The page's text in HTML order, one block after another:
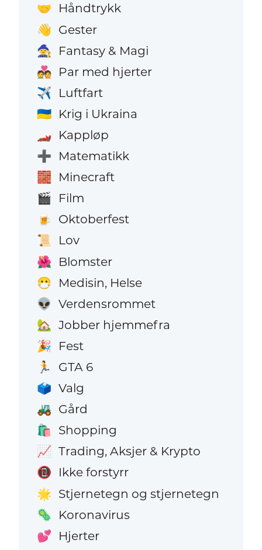
🤝 Håndtrykk
👋 Gester
🧙 Fantasy & Magi
💑 Par med hjerter
✈️ Luftfart
🇺🇦 Krig i Ukraina
🏎️ Kappløp
➕ Matematikk
🧱 Minecraft
🎬 Film
🍺 Oktoberfest
📜 Lov
🌺 Blomster
😷 Medisin, Helse
👽 Verdensrommet
🏡 Jobber hjemmefra
🎉 Fest
🏃 GTA 6
🗳️ Valg
🚜 Gård
🛍️ Shopping
📈 Trading, Aksjer & Krypto
📵 Ikke forstyrr
🌟 Stjernetegn og stjernetegn
🦠 Koronavirus
💕 Hjerter